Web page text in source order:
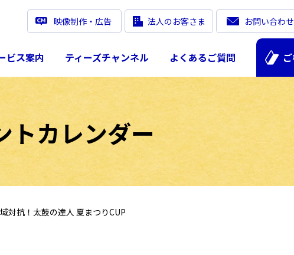
ビス案内 ティーズチャンネル よくあるご質問
映像制作・広告 法人のお客さま お問い合わせ
トカレンダー
対抗！太鼓の達人 夏まつりCUP